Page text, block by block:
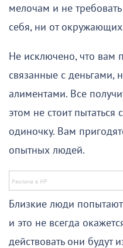
мелочам и не
себя, ни от
Не исключено, что вам
связанные с деньгами,
алиментами. Все
этом не стоит пытаться
одиночку. Вам
опытных людей.
Близкие люди
и это не всегда
действовать они будут